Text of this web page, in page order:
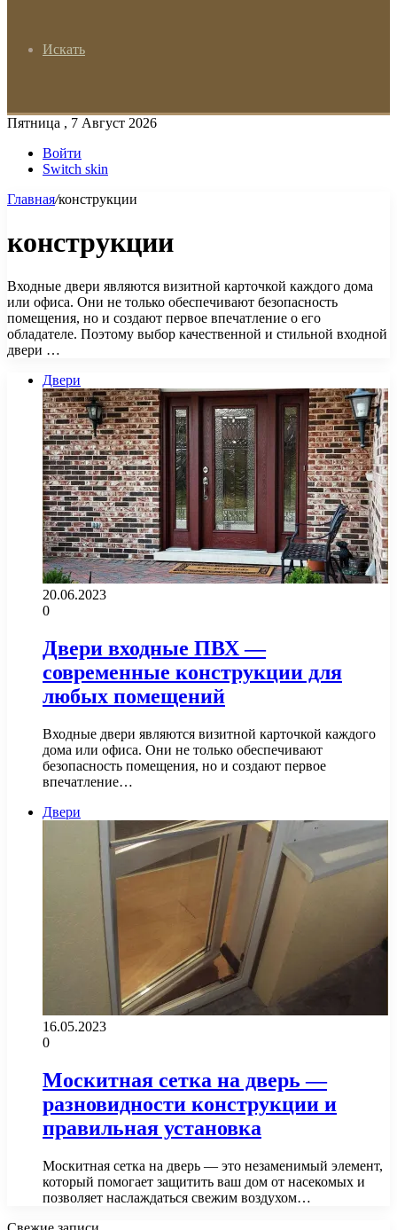
Искать
Пятница , 7 Август 2026
Войти
Switch skin
Главная/конструкции
конструкции
Входные двери являются визитной карточкой каждого дома
или офиса. Они не только обеспечивают безопасность
помещения, но и создают первое впечатление о его
обладателе. Поэтому выбор качественной и стильной входной
двери …
Двери
20.06.2023
0
Двери входные ПВХ —
современные конструкции для
любых помещений
Входные двери являются визитной карточкой каждого
дома или офиса. Они не только обеспечивают
безопасность помещения, но и создают первое
впечатление…
Двери
16.05.2023
0
Москитная сетка на дверь —
разновидности конструкции и
правильная установка
Москитная сетка на дверь — это незаменимый элемент,
который помогает защитить ваш дом от насекомых и
позволяет наслаждаться свежим воздухом…